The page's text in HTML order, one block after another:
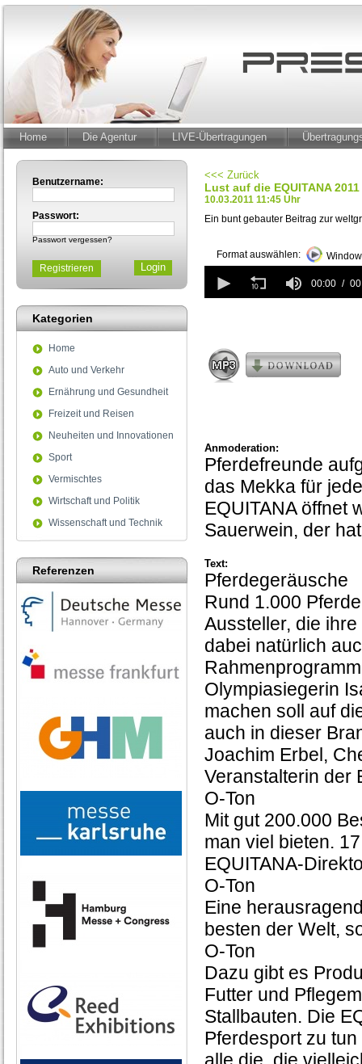
Home Die Agentur LIVE-Übertragungen
Benutzername:
Passwort:
Passwort vergessen?
Registrieren
Kategorien
Home
Auto und Verkehr
Ernährung und Gesundheit
Freizeit und Reisen
Neuheiten und Innovationen
Sport
Vermischtes
Wirtschaft und Politik
Wissenschaft und Technik
Referenzen
<<< Zurück
Lust auf die EQUITANA
10.03.2011 11:45 Uhr
Ein bunt gebauter Beitrag zur
Format auswählen:
seconds
of
00:00
Anmoderation:
Pferdefreunde
das Mekka für
EQUITANA öffnet
Sauerwein, der
Text:
Pferdegeräusche
Rund 1.000
Aussteller, die
dabei natürlich
Olympiasiegerin
machen soll auf
auch in dieser
Joachim Erbel,
Veranstalterin der
O-Ton
Mit gut 200.000
man viel bieten.
EQUITANA-
O-Ton
Eine
besten der Welt,
O-Ton
Dazu gibt es
Futter und
Stallbauten. Die
Pferdesport zu